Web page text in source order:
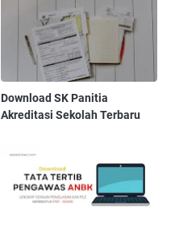
Download SK Panitia
Akreditasi Sekolah Terbaru